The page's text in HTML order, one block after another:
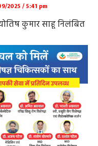
2025 / 5:41 pm
कुमार साहू निलंबित